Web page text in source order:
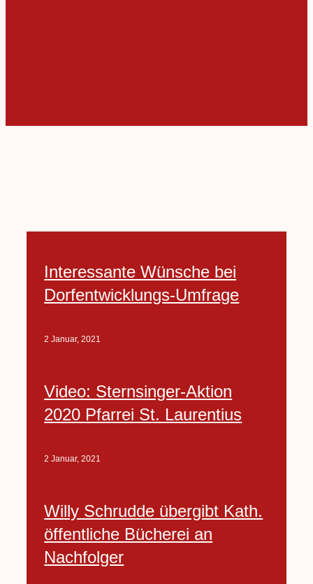
Interessante Wünsche bei
Dorfentwicklungs-Umfrage
2 Januar, 2021
Video: Sternsinger-Aktion
2020 Pfarrei St. Laurentius
2 Januar, 2021
Willy Schrudde übergibt Kath.
öffentliche Bücherei an
Nachfolger